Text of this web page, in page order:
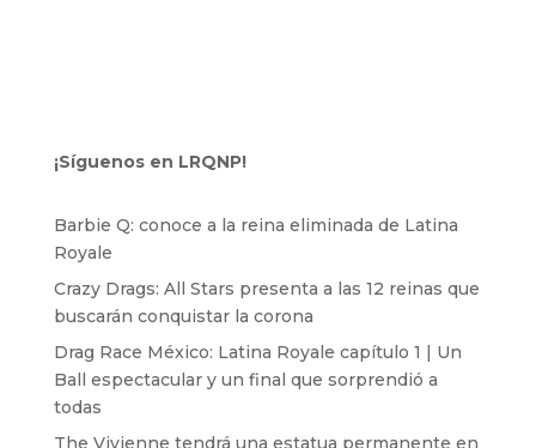
¡Síguenos en LRQNP!
Barbie Q: conoce a la reina eliminada de Latina
Royale
Crazy Drags: All Stars presenta a las 12 reinas que
buscarán conquistar la corona
Drag Race México: Latina Royale capítulo 1 | Un
Ball espectacular y un final que sorprendió a
todas
The Vivienne tendrá una estatua permanente en